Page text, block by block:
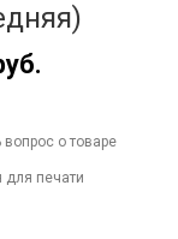
вопрос о товаре
для печати